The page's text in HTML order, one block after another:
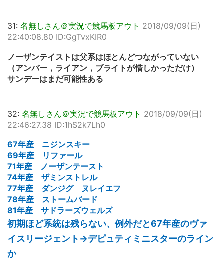
31: 名無しさん＠実況で競馬板アウト 2018/09/09(日)
22:40:08.80 ID:GgTvxKIR0
ノーザンテイストは父系はほとんどつながっていない
（アンバー，ライアン，ブライトが惜しかっただけ）
サンデーはまだ可能性ある
32: 名無しさん＠実況で競馬板アウト 2018/09/09(日)
22:46:27.38 ID:1hS2k7Lh0
67年産 ニジンスキー
69年産 リファール
71年産 ノーザンテースト
74年産 ザミンストレル
77年産 ダンジグ ヌレイエフ
78年産 ストームバード
81年産 サドラーズウェルズ
初期ほど系統は残らない、例外だと67年産のヴァ
イスリージェント→デピュティミニスターのライン
か